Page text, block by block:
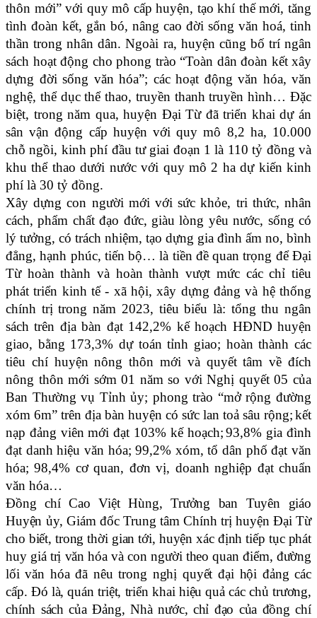
thôn mới” với quy mô cấp huyện, tạo khí thế mới, tăng
tình đoàn kết, gắn bó, nâng cao đời sống văn hoá, tinh
thần trong nhân dân. Ngoài ra, huyện cũng bố trí ngân
sách hoạt động cho phong trào “Toàn dân đoàn kết xây
dựng đời sống văn hóa”; các hoạt động văn hóa, văn
nghệ, thể dục thể thao, truyền thanh truyền hình… Đặc
biệt, trong năm qua, huyện Đại Từ đã triển khai dự án
sân vận động cấp huyện với quy mô 8,2 ha, 10.000
chỗ ngồi, kinh phí đầu tư giai đoạn 1 là 110 tỷ đồng và
khu thể thao dưới nước với quy mô 2 ha dự kiến kinh
phí là 30 tỷ đồng.
Xây dựng con người mới với sức khỏe, tri thức, nhân
cách, phẩm chất đạo đức, giàu lòng yêu nước, sống có
lý tưởng, có trách nhiệm, tạo dựng gia đình ấm no, bình
đẳng, hạnh phúc, tiến bộ… là tiền đề quan trọng để Đại
Từ hoàn thành và hoàn thành vượt mức các chỉ tiêu
phát triển kinh tế - xã hội, xây dựng đảng và hệ thống
chính trị trongnăm 2023, tiêu biểu là: tổng thu ngân
sách trên địa bàn đạt 142,2% kế hoạch HĐND huyện
giao, bằng 173,3% dự toán tỉnh giao; hoàn thành các
tiêu chí huyện nông thôn mới và quyết tâm về đích
nông thôn mới sớm 01 năm so với Nghị quyết 05 của
Ban Thường vụ Tỉnh ủy; phong trào “mở rộng đường
xóm 6m” trên địa bàn huyện có sức lan toả sâu rộng;kết
nạp đảng viên mới đạt 103% kế hoạch; 93,8% gia đình
đạt danh hiệu văn hóa; 99,2% xóm, tổ dân phố đạt văn
hóa; 98,4% cơ quan, đơn vị, doanh nghiệp đạt chuẩn
văn hóa…
Đồng chí Cao Việt Hùng, Trưởng ban Tuyên giáo
Huyện ủy, Giám đốc Trung tâm Chính trị huyện Đại Từ
cho biết, trong thời gian tới, huyện xác định tiếp tục phát
huy giá trị văn hóa và con người theo quan điểm, đường
lối văn hóa đã nêu trong nghị quyết đại hội đảng các
cấp. Đó là, quán triệt, triển khai hiệu quả các chủ trương,
chính sách của Đảng, Nhà nước, chỉ đạo của đồng chí